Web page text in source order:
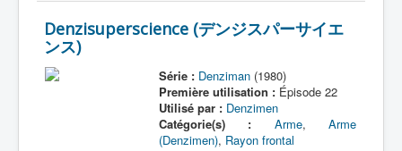
Denzisuperscience (デンジスパーサイエ
ンス)
Série : Denziman(1980)
Première utilisation :Épisode 22
Utilisé par : Denzimen
Catégorie(s) :
Arme,Arme
(Denzimen), Rayon frontal